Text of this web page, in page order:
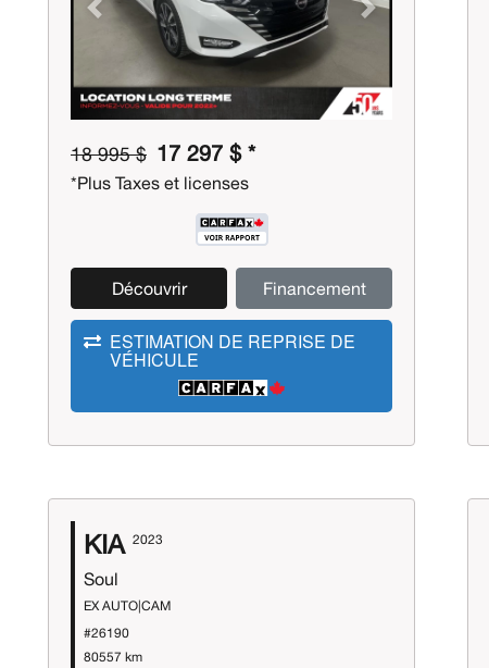
Previous Next
18 995 $ 17 297 $ *
*Plus Taxes et licenses
Découvrir Financement
ESTIMATION DE REPRISE DE
VÉHICULE
KIA 2023
Soul
EX AUTO|CAM
#26190
80557 km